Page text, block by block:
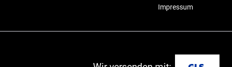
Impressum